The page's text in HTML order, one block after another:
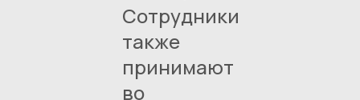
Сотрудники
также
принимают
во